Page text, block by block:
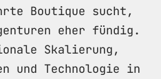
Boutique sucht,
eher fündig.
Skalierung,
und Technologie in